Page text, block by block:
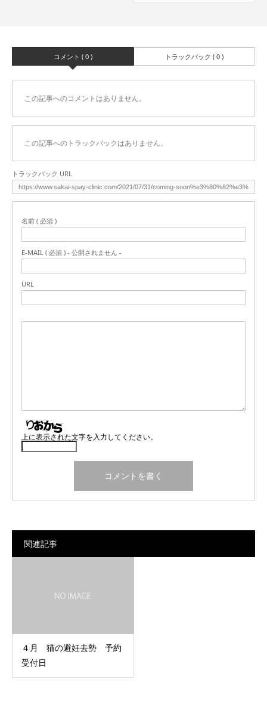
コメント ( 0 ) トラックバック ( 0 )
この記事へのコメントはありません。
この記事へのトラックバックはありません。
トラックバック URL
名前 ( 必須 )
E-MAIL ( 必須 ) - 公開されません -
URL
上に表示された文字を入力してください。
関連記事
４月 猫の避妊去勢 予約
受付日